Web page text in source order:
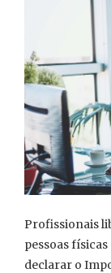
Profissionais
pessoas
declarar o